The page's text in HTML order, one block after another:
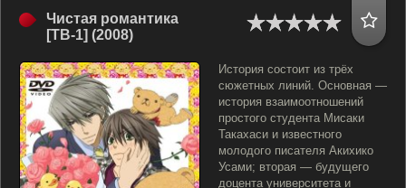
Чистая романтика
[ТВ-1] (2008)
История состоит из трёх
сюжетных линий. Основная —
история взаимоотношений
простого студента Мисаки
Такахаси и известного
молодого писателя Акихико
Усами; вторая — будущего
доцента университета и